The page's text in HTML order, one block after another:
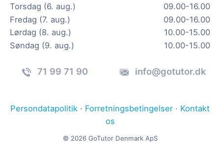
Torsdag (6. aug.)
09.00-16.00
Fredag (7. aug.)
09.00-16.00
Lørdag (8. aug.)
10.00-15.00
Søndag (9. aug.)
10.00-15.00
71 99 71 90 info@gotutor.dk
Persondatapolitik · Forretningsbetingelser · Kontakt
os
© 2026 GoTutor Denmark ApS